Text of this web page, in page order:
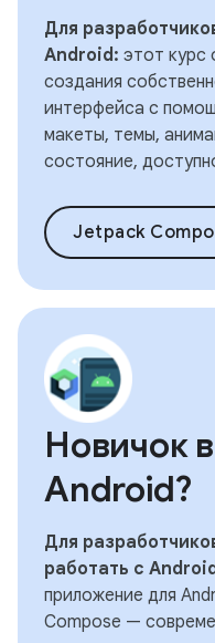
Для
Android: этот курс
создания
интерфейса с
макеты, темы,
состояние,
Jetpack Compose
Новичок
Android?
Для
работать с
приложение для
Compose —